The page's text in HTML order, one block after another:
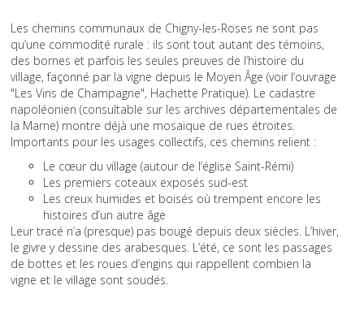
Les chemins communaux de Chigny-les-Roses ne sont pas
qu’une commodité rurale : ils sont tout autant des témoins,
des bornes et parfois les seules preuves de l’histoire du
village, façonné par la vigne depuis le Moyen Âge (voir l’ouvrage
"Les Vins de Champagne", Hachette Pratique). Le cadastre
napoléonien (consultable sur les archives départementales de
la Marne) montre déjà une mosaïque de rues étroites.
Importants pour les usages collectifs, ces chemins relient :
Le cœur du village (autour de l’église Saint-Rémi)
Les premiers coteaux exposés sud-est
Les creux humides et boisés où trempent encore les
histoires d’un autre âge
Leur tracé n’a (presque) pas bougé depuis deux siècles. L’hiver,
le givre y dessine des arabesques. L’été, ce sont les passages
de bottes et les roues d’engins qui rappellent combien la
vigne et le village sont soudés.